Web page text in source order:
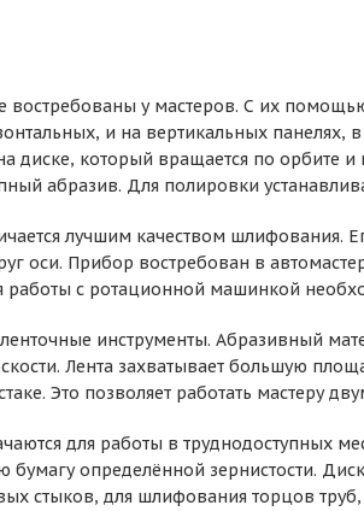
у мастеров. С их
и на вертикальных панелях,
диске, который вращается по орбите
абразив. Для полировки
лучшим качеством шлифования.
оси. Прибор востребован в
с ротационной машинкой
инструменты. Абразивный
Лента захватывает большую
Это позволяет работать мастеру
для работы в труднодоступных
определённой зернистости.
стыков, для шлифования торцов